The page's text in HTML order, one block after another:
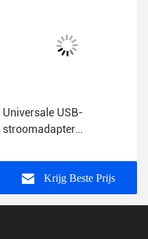
Universale USB-
stroomadapter
Krijg Beste Prijs